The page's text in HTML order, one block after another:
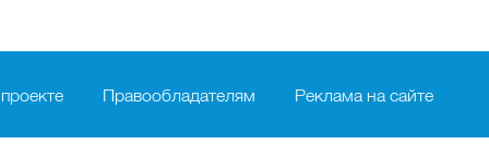
Правообладателям Реклама на сайте